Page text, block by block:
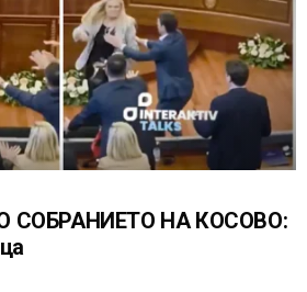
СОБРАНИЕТО НА КОСОВО: